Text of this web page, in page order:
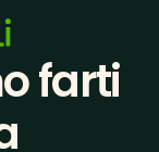
farti